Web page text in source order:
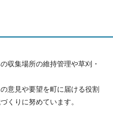
収集場所の維持管理や草刈・
意見や要望を町に届ける役割
くりに努めています。